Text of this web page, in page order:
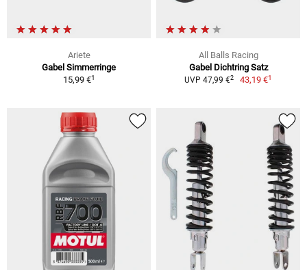
Ariete
Gabel Simmerringe
15,99 €1
All Balls Racing
Gabel Dichtring Satz
UVP 47,99 €2 43,19 €1